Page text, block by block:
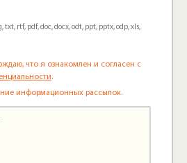
rtf, pdf, doc, docx, odt, ppt, pptx, odp, xls,
что я ознакомлен и согласен с
.
информационных рассылок.